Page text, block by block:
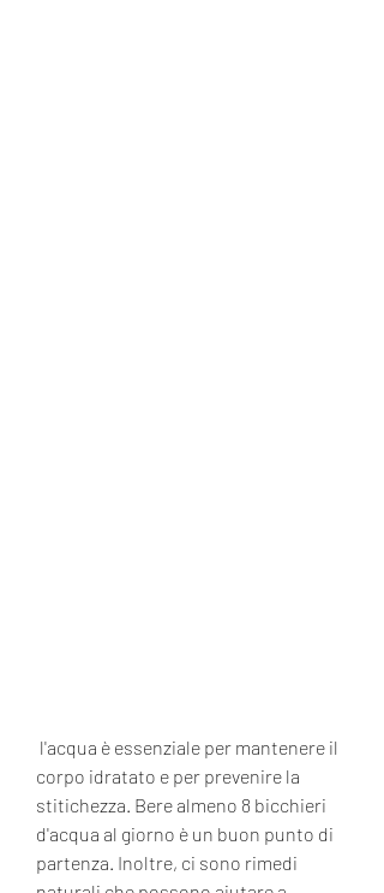
corpo idratato e per prevenire la
stitichezza. Bere almeno 8 bicchieri
d'acqua al giorno è un buon punto di
partenza. Inoltre, ci sono rimedi